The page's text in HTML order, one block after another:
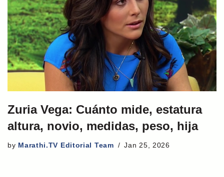
Zuria Vega: Cuánto mide, estatura
altura, novio, medidas, peso, hija
by Marathi.TV Editorial Team Jan 25, 2026